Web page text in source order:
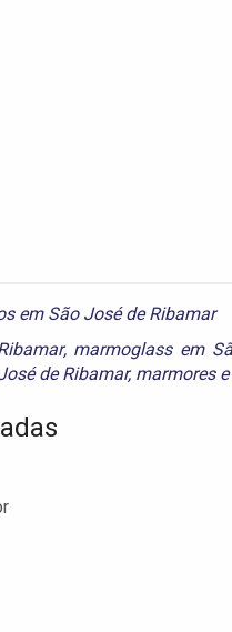
em São José de Ribamar
, marmoglass em
de Ribamar, marmorese